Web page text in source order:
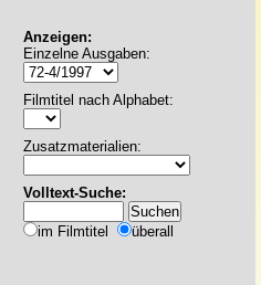
Anzeigen:
Einzelne Ausgaben:
Filmtitel nach Alphabet:
Zusatzmaterialien:
Volltext-Suche:
im Filmtitel überall